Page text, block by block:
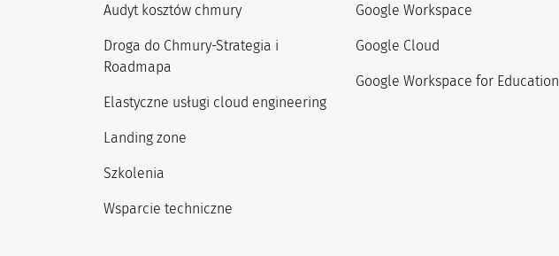
Audyt kosztów chmury
Droga do Chmury-Strategia i
Roadmapa
Elastyczne usługi cloud engineering
Landing zone
Szkolenia
Wsparcie techniczne
Google Workspace
Google Cloud
Google Workspace for Education